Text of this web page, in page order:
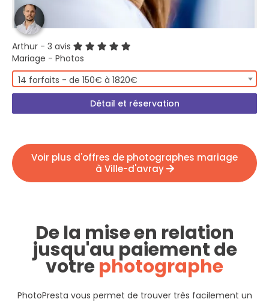
Arthur - 3 avis
Mariage - Photos
14 forfaits - de 150€ à 1820€
Détail et réservation
Voir plus d'offres de photographes mariage
à Ville-d'avray
De la mise en relation
jusqu'au paiement de
votrephotographe
PhotoPresta vous permet de trouver très facilement un